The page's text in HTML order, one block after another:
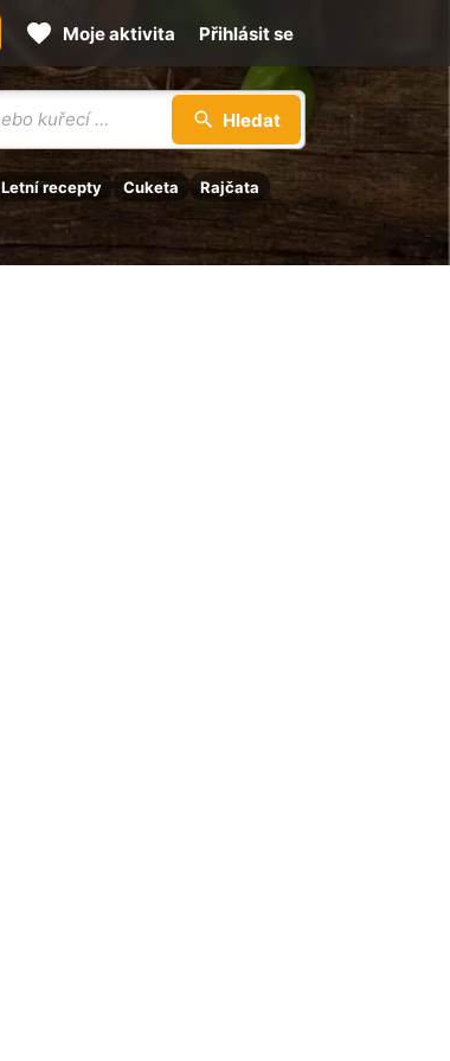
Hledat
Letní recepty Cuketa
Rajčata
Moje aktivita Přihlásit se